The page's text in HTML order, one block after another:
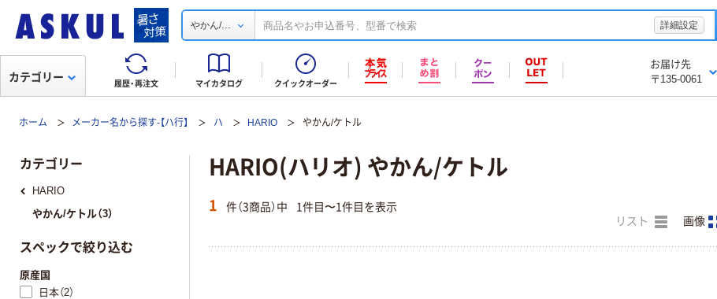
やかん/... 詳細設定
履歴・再注文 マイカタログ クイックオーダー
お届け先
〒135-0061
カテゴリー
ホーム メーカー名から探す-【ハ行】 ハ HARIO やかん/ケトル
HARIO(ハリオ) やかん/ケトル
1 件（3商品）中 1件目〜1件目を表示
リスト 画像
カテゴリー
HARIO
やかん/ケトル（3）
スペックで絞り込む
原産国
日本（2）